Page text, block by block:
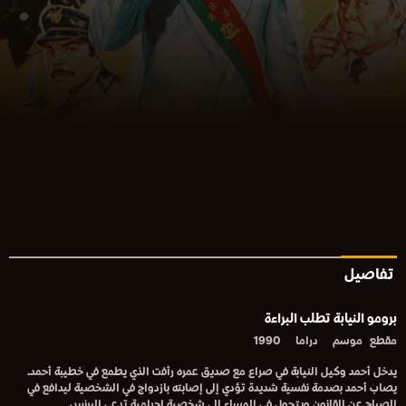
تفاصيل
برومو النيابة تطلب البراءة
مقطع موسم دراما 1990
يدخل أحمد وكيل النيابة في صراع مع صديق عمره رأفت الذي يطمع في خطيبة أحمد.
يصاب أحمد بصدمة نفسية شديدة تؤدي إلى إصابته بازدواج في الشخصية ليدافع في